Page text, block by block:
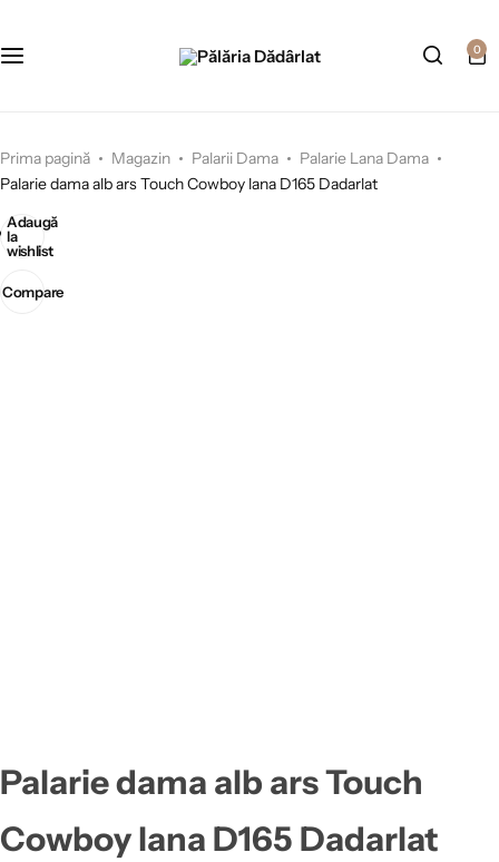
0
Prima pagină Magazin Palarii Dama
Palarie Lana Dama
Palarie dama alb ars Touch Cowboy lana D165 Dadarlat
Adaugă
la
wishlist
Compare
Palarie dama alb ars Touch
Cowboy lana D165 Dadarlat